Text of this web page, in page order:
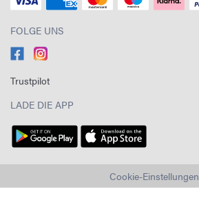
FOLGE UNS
Trustpilot
LADE DIE APP
Cookie-Einstellungen